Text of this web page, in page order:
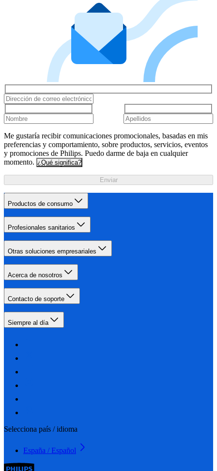
Me gustaría recibir comunicaciones promocionales, basadas en mis
preferencias y comportamiento, sobre productos, servicios, eventos
y promociones de Philips. Puedo darme de baja en cualquier
momento. ¿Qué significa?
Enviar
Productos de consumo
Profesionales sanitarios
Otras soluciones empresariales
Acerca de nosotros
Contacto de soporte
Siempre al día
Selecciona país / idioma
España / Español